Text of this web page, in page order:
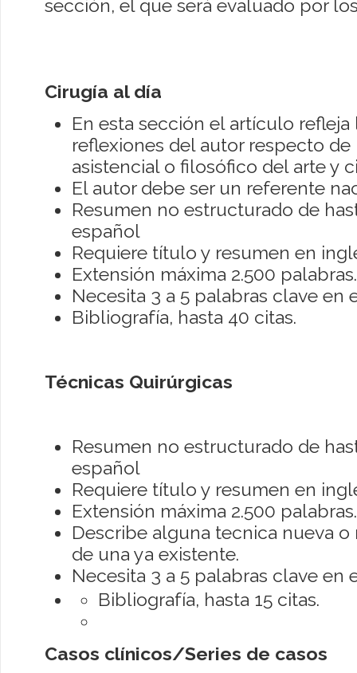
sección, el que será evaluado por
Cirugía al día
En esta sección el artículo refleja
reflexiones del autor respecto
asistencial o filosófico del arte y
El autor debe ser un referente
Resumen no estructurado de
español
Requiere título y resumen en
Extensión máxima 2.500 palabras.
Necesita 3 a 5 palabras clave en
Bibliografía, hasta 40 citas.
Técnicas Quirúrgicas
Resumen no estructurado de
español
Requiere título y resumen en
Extensión máxima 2.500 palabras.
Describe alguna tecnica nueva
de una ya existente.
Necesita 3 a 5 palabras clave en
Bibliografía, hasta 15 citas.
Casos clínicos/Series de casos